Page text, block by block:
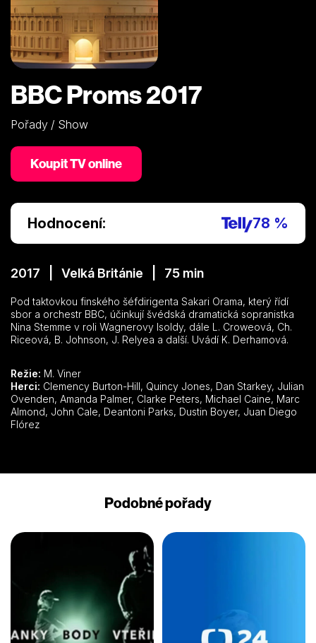
BBC Proms 2017
Pořady / Show
Koupit TV online
Hodnocení: 78 %
2017 | Velká Británie | 75 min
Pod taktovkou finského šéfdirigenta Sakari Orama, který řídí
sbor a orchestr BBC, účinkují švédská dramatická sopranistka
Nina Stemme v roli Wagnerovy Isoldy, dále L. Croweová, Ch.
Riceová, B. Johnson, J. Relyea a další. Uvádí K. Derhamová.
Režie: M. Viner
Herci:
Ovenden, Amanda Palmer, Clarke Peters, Michael Caine, Marc
Almond, John Cale, Deantoni Parks, Dustin Boyer, Juan Diego
Flórez
Podobné pořady